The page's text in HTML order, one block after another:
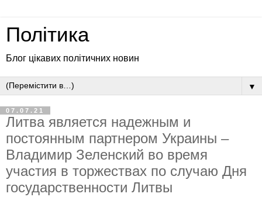
Політика
Блог цікавих політичних новин
▼
07.07.21
Литва является надежным и
постоянным партнером Украины –
Владимир Зеленский во время
участия в торжествах по случаю Дня
государственности Литвы